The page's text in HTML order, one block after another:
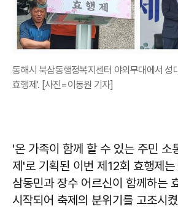
동해시 북삼동행정복지센터 야외무대에서 성
효행제'. [사진=이동원 기자]
'온 가족이 함께 할 수 있는 주민 소
제'로 기획된 이번 제12회 효행제
삼동민과 장수 어르신이 함께하는
시작되어 축제의 분위기를 고조시